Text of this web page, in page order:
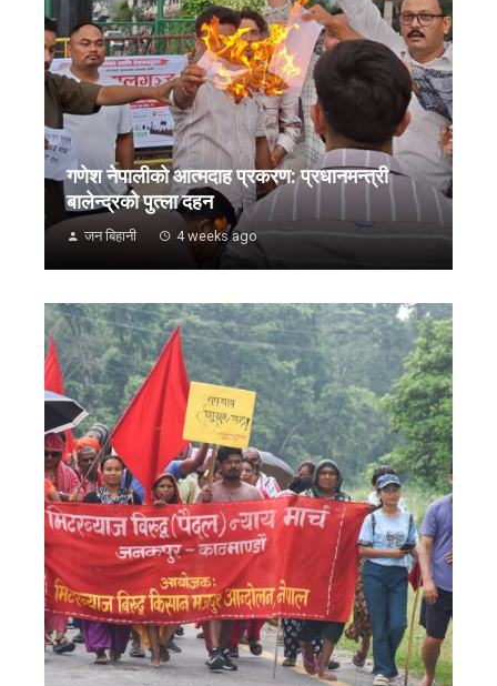
गणेश नेपालीको आत्मदाह प्रकरण: प्रधानमन्त्री
बालेन्द्रको पुत्ला दहन
जन बिहानी 4 weeks ago